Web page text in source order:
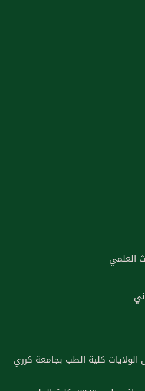
العلمي
من كل الولايات كلية الطب بجامعة كرري